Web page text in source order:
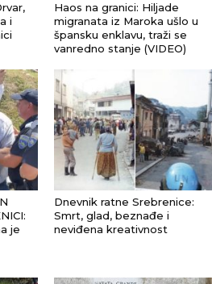
i
Haos na granici: Hiljade
migranata iz Maroka ušlo u
špansku enklavu, traži se
vanredno stanje (VIDEO)
je
Dnevnik ratne Srebrenice:
Smrt, glad, beznađe i
neviđena kreativnost